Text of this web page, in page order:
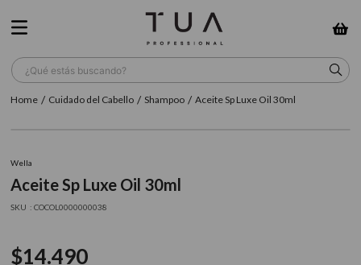
¿Qué estás buscando?
Cuidado del Cabello Shampoo Aceite Sp Luxe Oil 30ml
Wella
Aceite Sp Luxe Oil 30ml
: COCOL0000000038
$14.490
TÉRMINOS MÁS BUSCADOS
5. cepillo